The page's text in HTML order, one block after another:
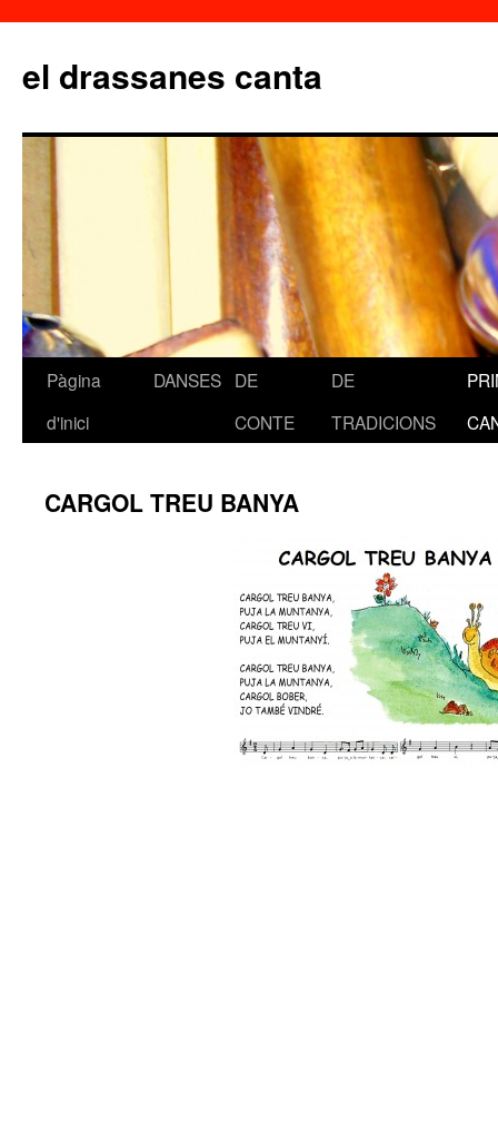
el drassanes canta
Vés
Pàgina
d'inici
DANSES DE
CONTE
DE
TRADICIONS
CARGOL TREU BANYA